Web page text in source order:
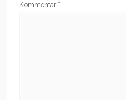
Kommentar *